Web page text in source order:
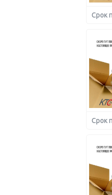
Срок
Срок